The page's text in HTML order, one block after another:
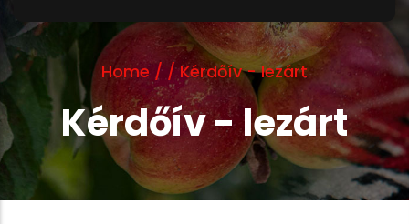
Home / / Kérdőív - lezárt
Kérdőív - lezárt